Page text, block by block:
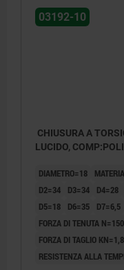
3) Piastra
03192-10
CHIUSURA A
LUCIDO,
DIAMETRO=18
D2=34
D3=34 D4=28
D5=18
D6=35 D7=6,5
FORZA DI TENUTA N=150
FORZA DI TAGLIO KN=1,8
RESISTENZA ALLA